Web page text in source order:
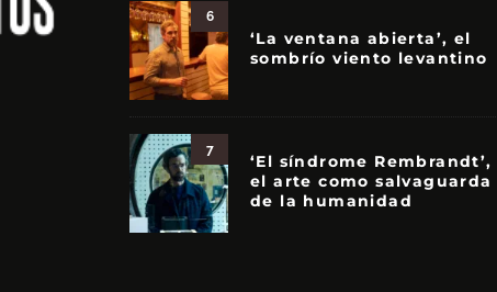
6
‘La ventana abierta’, el
sombrío viento levantino
7
‘El síndrome Rembrandt’,
el arte como salvaguarda
de la humanidad